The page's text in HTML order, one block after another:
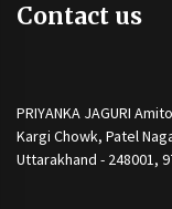
Contact us
PRIYANKA JAGURI
Kargi Chowk, Patel
Uttarakhand - 248001,